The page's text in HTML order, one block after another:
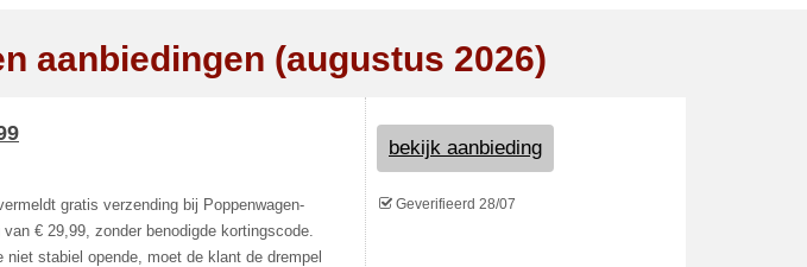
aanbiedingen (augustus 2026)
gratis verzending bij Poppenwagen-
€ 29,99, zonder benodigde kortingscode.
stabiel opende, moet de klant de drempel
bekijk aanbieding
Geverifieerd 28/07